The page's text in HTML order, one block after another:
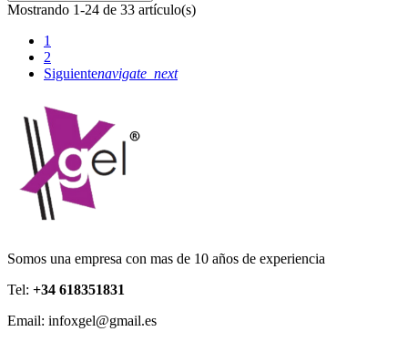
Mostrando 1-24 de 33 artículo(s)
1
2
Siguientenavigate_next
Somos una empresa con mas de 10 años de experiencia
Tel: +34 618351831
Email: infoxgel@gmail.es